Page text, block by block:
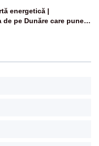
energetică |
de pe Dunăre care pune
Cernavodă era